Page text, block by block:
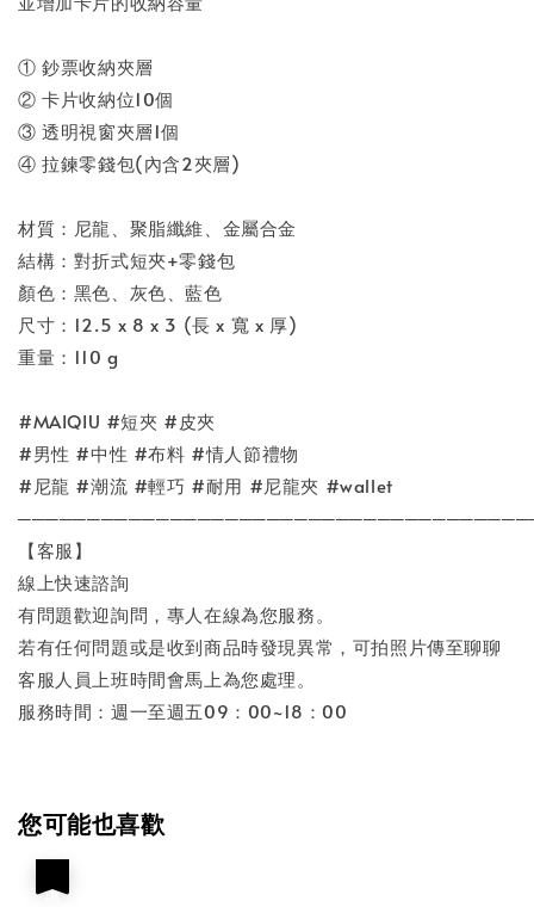
① 鈔票收納夾層
② 卡片收納位10個
③ 透明視窗夾層1個
④ 拉鍊零錢包(內含2夾層)
材質：尼龍、聚脂纖維、金屬合金
結構：對折式短夾+零錢包
顏色：黑色、灰色、藍色
尺寸：12.5 x 8 x 3 (長 x 寬 x 厚)
重量：110 g
#MAIQIU #短夾 #皮夾
#男性 #中性 #布料 #情人節禮物
#尼龍 #潮流 #輕巧 #耐用 #尼龍夾 #wallet
【客服】
線上快速諮詢
有問題歡迎詢問，專人在線為您服務。
若有任何問題或是收到商品時發現異常，可拍照片傳至聊聊
客服人員上班時間會馬上為您處理。
服務時間：週一至週五09：00~18：00
您可能也喜歡